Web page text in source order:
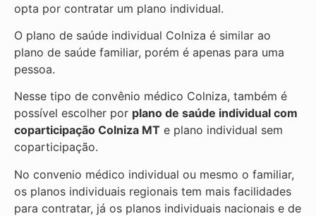
opta por contratar um plano individual.
O plano de saúde individual Colniza é similar ao
plano de saúde familiar, porém é apenas para uma
pessoa.
Nesse tipo de convênio médico Colniza, também é
possível escolher por plano de saúde individual com
coparticipação Colniza MT e plano individual sem
coparticipação.
No convenio médico individual ou mesmo o familiar,
os planos individuais regionais tem mais facilidades
para contratar, já os planos individuais nacionais e de